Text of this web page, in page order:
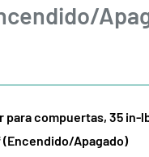
para compuertas, 35 in-
(Encendido/Apagado)